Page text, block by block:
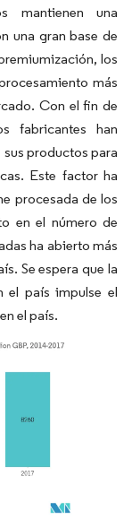
mantienen una
una gran base de
los
más
Con el fin de
fabricantes han
productos para
Este factor ha
procesada de los
en el número de
ha abierto más
Se espera que la
el país impulse el
el país.